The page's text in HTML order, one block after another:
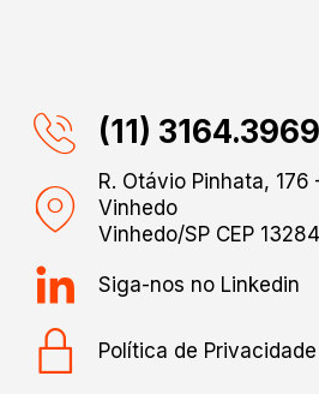
(11) 3164.3969
R. Otávio Pinhata, 176
Vinhedo
Vinhedo/SP CEP
Siga-nos no Linkedin
Política de Privacidade